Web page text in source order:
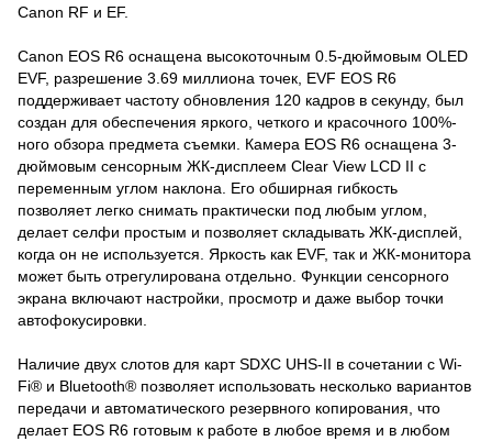
Canon RF и EF.
Canon EOS R6 оснащена высокоточным 0.5-дюймовым OLED
EVF, разрешение 3.69 миллиона точек, EVF EOS R6
поддерживает частоту обновления 120 кадров в секунду, был
создан для обеспечения яркого, четкого и красочного 100%-
ного обзора предмета съемки. Камера EOS R6 оснащена 3-
дюймовым сенсорным ЖК-дисплеем Clear View LCD II с
переменным углом наклона. Его обширная гибкость
позволяет легко снимать практически под любым углом,
делает селфи простым и позволяет складывать ЖК-дисплей,
когда он не используется. Яркость как EVF, так и ЖК-монитора
может быть отрегулирована отдельно. Функции сенсорного
экрана включают настройки, просмотр и даже выбор точки
автофокусировки.
Наличие двух слотов для карт SDXC UHS-II в сочетании с Wi-
Fi® и Bluetooth® позволяет использовать несколько вариантов
передачи и автоматического резервного копирования, что
делает EOS R6 готовым к работе в любое время и в любом